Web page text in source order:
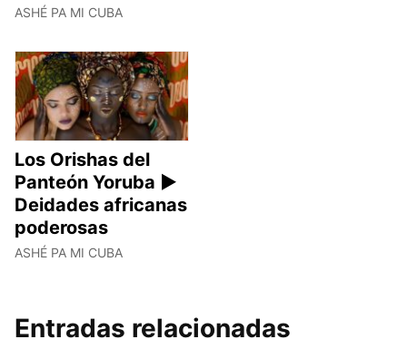
ASHÉ PA MI CUBA
Los Orishas del
Panteón Yoruba ►
Deidades africanas
poderosas
ASHÉ PA MI CUBA
Entradas relacionadas